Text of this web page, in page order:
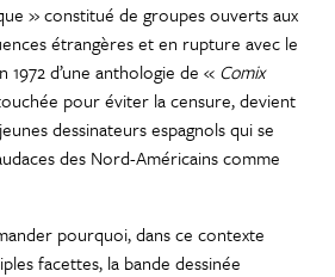
» constitué de groupes ouverts aux
étrangères et en rupture avec le
1972 d’une anthologie de « Comix
pour éviter la censure, devient
dessinateurs espagnols qui se
des Nord-Américains comme
pourquoi, dans ce contexte
facettes, la bande dessinée